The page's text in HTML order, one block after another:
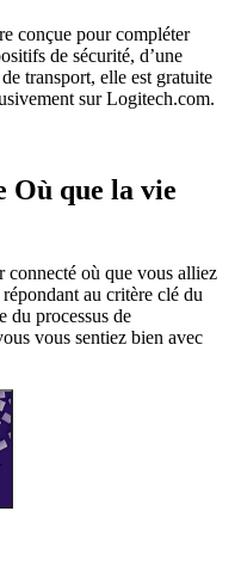
conçue pour compléter
de sécurité, d’une
transport, elle est gratuite
sur Logitech.com.
Où que la vie
connecté où que vous alliez
au critère clé du
du processus de
vous sentiez bien avec